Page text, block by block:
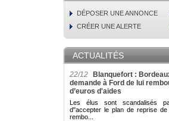
DÉPOSER UNE ANNONCE
CRÉER UNE ALERTE
ACTUALITÉS
22/12
Blanquefort :
demande à Ford de lui
d’euros d'aides
Les élus sont scandalisés
d"accepter le plan de reprise
rembo...